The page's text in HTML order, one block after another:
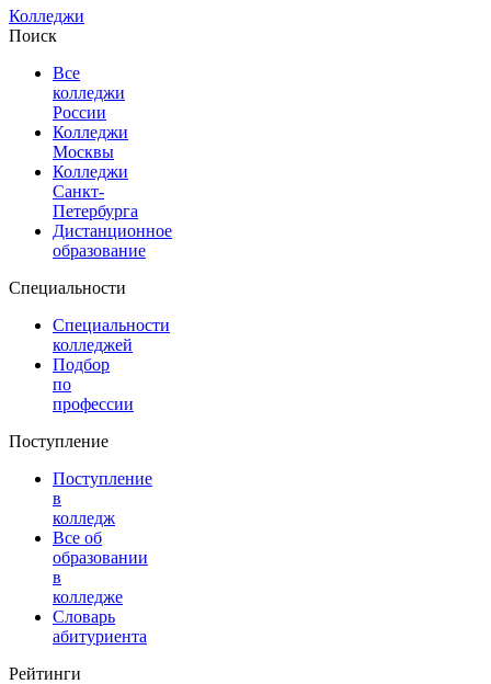
Колледжи
Поиск
Все
колледжи
России
Колледжи
Москвы
Колледжи
Санкт-
Петербурга
Дистанционное
образование
Специальности
Специальности
колледжей
Подбор
по
профессии
Поступление
Поступление
в
колледж
Все об
образовании
в
колледже
Словарь
абитуриента
Рейтинги